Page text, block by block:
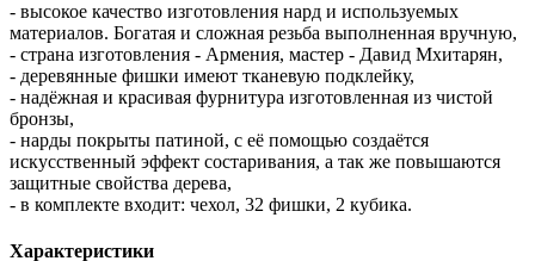
- высокое качество изготовления нард и используемых
материалов. Богатая и сложная резьба выполненная вручную,
- страна изготовления - Армения, мастер - Давид Мхитарян,
- деревянные фишки имеют тканевую подклейку,
- надёжная и красивая фурнитура изготовленная из чистой
бронзы,
- нарды покрыты патиной, с её помощью создаётся
искусственный эффект состаривания, а так же повышаются
защитные свойства дерева,
- в комплекте входит: чехол, 32 фишки, 2 кубика.
Характеристики